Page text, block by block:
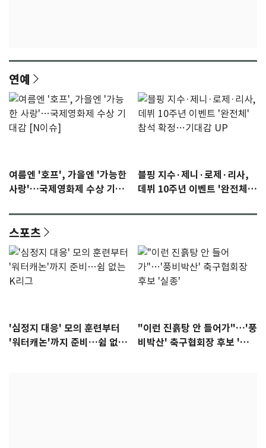
연예
여름엔 '호프', 가을엔 '가능한
사랑'…국제영화제 수상 기대
블핑 지수·제니·로제·리사,
데뷔 10주년 이벤트 '완전체'
스포츠
'심정지 대응' 모의 훈련부터
'워터캐논'까지 준비…쉼 없는
"이런 진흙탕 안 들어가"…'풍
비박산' 축구협회장 후보 '실